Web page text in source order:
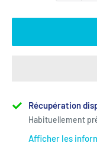
Récupération
Habituellement
Afficher les